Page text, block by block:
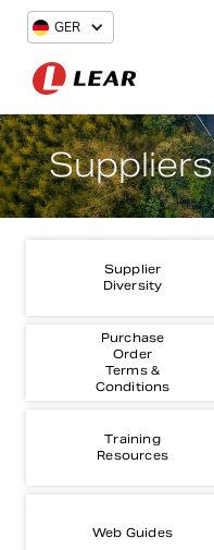
GER
Suppliers
Supplier
Diversity
Purchase
Order
Terms &
Conditions
Training
Resources
Web Guides